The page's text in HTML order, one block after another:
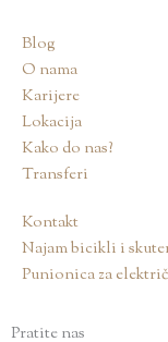
Blog
O nama
Karijere
Lokacija
Kako do nas?
Transferi
Kontakt
Najam bicikli i
Punionica za
Pratite nas